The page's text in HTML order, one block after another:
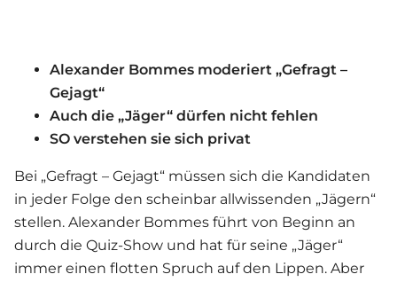
Alexander Bommes moderiert „Gefragt –
Gejagt“
Auch die „Jäger“ dürfen nicht fehlen
SO verstehen sie sich privat
Bei „Gefragt – Gejagt“ müssen sich die Kandidaten
in jeder Folge den scheinbar allwissenden „Jägern“
stellen. Alexander Bommes führt von Beginn an
durch die Quiz-Show und hat für seine „Jäger“
immer einen flotten Spruch auf den Lippen. Aber